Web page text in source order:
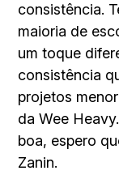
consistência.
maioria de
um toque
consistência
projetos
da Wee
boa, espero
Zanin.